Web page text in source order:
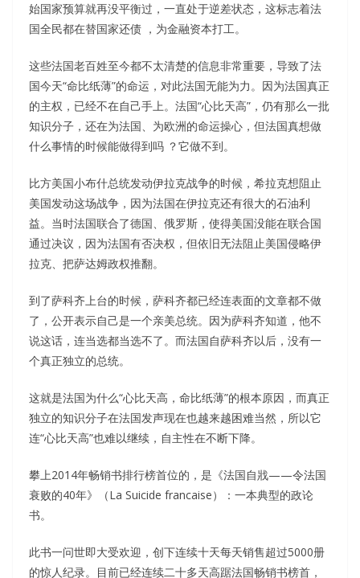
始国家预算就再没平衡过，一直处于逆差状态，这标志着法
国全民都在替国家还债 ，为金融资本打工。
这些法国老百姓至今都不太清楚的信息非常重要，导致了法
国今天“命比纸薄”的命运，对此法国无能为力。因为法国真正
的主权，已经不在自己手上。法国“心比天高”，仍有那么一批
知识分子，还在为法国、为欧洲的命运操心，但法国真想做
什么事情的时候能做得到吗 ？它做不到。
比方美国小布什总统发动伊拉克战争的时候，希拉克想阻止
美国发动这场战争，因为法国在伊拉克还有很大的石油利
益。当时法国联合了德国、俄罗斯，使得美国没能在联合国
通过决议，因为法国有否决权，但依旧无法阻止美国侵略伊
拉克、把萨达姆政权推翻。
到了萨科齐上台的时候，萨科齐都已经连表面的文章都不做
了，公开表示自己是一个亲美总统。因为萨科齐知道，他不
说这话，连当选都当选不了。而法国自萨科齐以后，没有一
个真正独立的总统。
这就是法国为什么“心比天高，命比纸薄”的根本原因，而真正
独立的知识分子在法国发声现在也越来越困难当然，所以它
连“心比天高”也难以继续，自主性在不断下降。
攀上2014年畅销书排行榜首位的，是《法国自戕——令法国
衰败的40年》（La Suicide francaise）：一本典型的政论
书。
此书一问世即大受欢迎，创下连续十天每天销售超过5000册
的惊人纪录。目前已经连续二十多天高踞法国畅销书榜首，